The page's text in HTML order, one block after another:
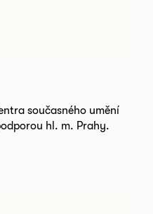
současného umění
hl. m. Prahy.